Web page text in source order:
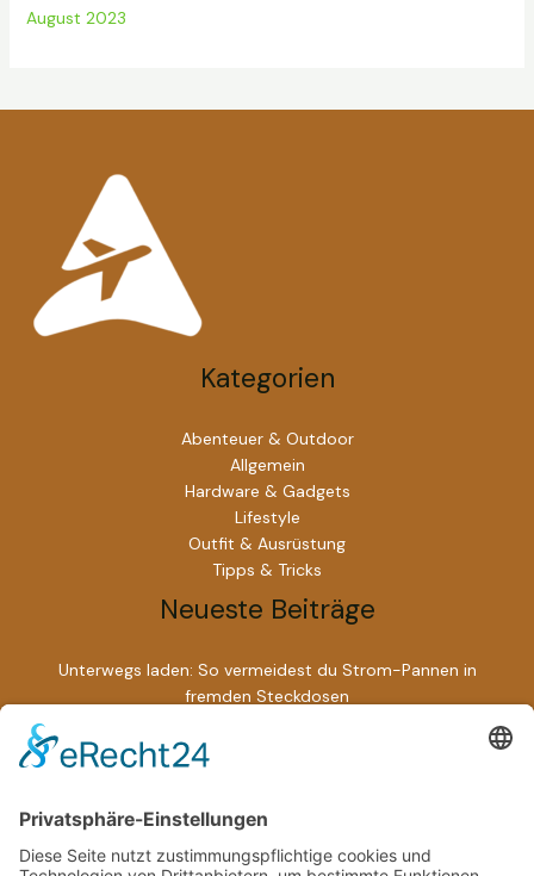
August 2023
Kategorien
Abenteuer & Outdoor
Allgemein
Hardware & Gadgets
Lifestyle
Outfit & Ausrüstung
Tipps & Tricks
Neueste Beiträge
Unterwegs laden: So vermeidest du Strom-Pannen in
fremden Steckdosen
Wenn HR auf Fernarbeit trifft: So verändern digitale Prozesse
unser Berufsleben radikal
Sehenswürdigkeiten
So steigern Sie Ihre Konzentration und Energie unterwegs